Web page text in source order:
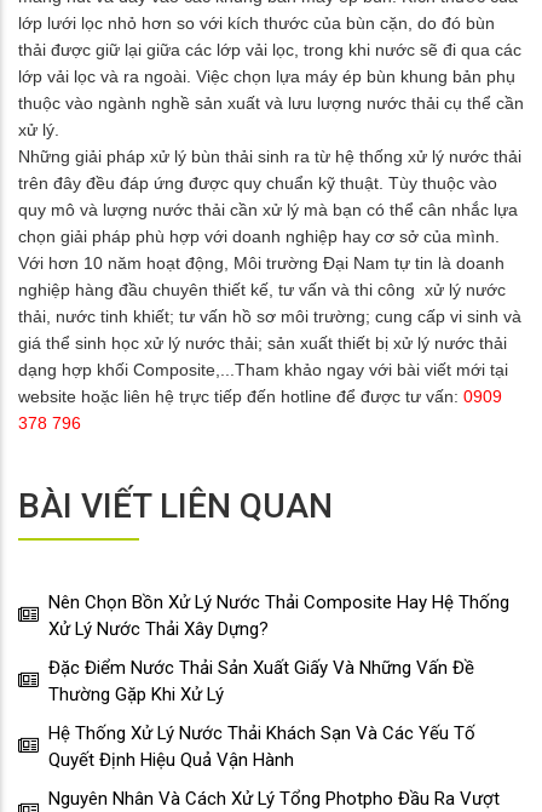
lớp lưới lọc nhỏ hơn so với kích thước của bùn cặn, do đó bùn
thải được giữ lại giữa các lớp vải lọc, trong khi nước sẽ đi qua các
lớp vải lọc và ra ngoài. Việc chọn lựa máy ép bùn khung bản phụ
thuộc vào ngành nghề sản xuất và lưu lượng nước thải cụ thể cần
xử lý.
Những giải pháp xử lý bùn thải sinh ra từ hệ thống xử lý nước thải
trên đây đều đáp ứng được quy chuẩn kỹ thuật. Tùy thuộc vào
quy mô và lượng nước thải cần xử lý mà bạn có thể cân nhắc lựa
chọn giải pháp phù hợp với doanh nghiệp hay cơ sở của mình.
Với hơn 10 năm hoạt động, Môi trường Đại Nam tự tin là doanh
nghiệp hàng đầu chuyên thiết kế, tư vấn và thi công xử lý nước
thải, nước tinh khiết; tư vấn hồ sơ môi trường; cung cấp vi sinh và
giá thể sinh học xử lý nước thải; sản xuất thiết bị xử lý nước thải
dạng hợp khối Composite,...Tham khảo ngay với bài viết mới tại
website hoặc liên hệ trực tiếp đến hotline để được tư vấn: 0909
378 796
BÀI VIẾT LIÊN QUAN
Nên Chọn Bồn Xử Lý Nước Thải Composite Hay Hệ Thống
Xử Lý Nước Thải Xây Dựng?
Đặc Điểm Nước Thải Sản Xuất Giấy Và Những Vấn Đề
Thường Gặp Khi Xử Lý
Hệ Thống Xử Lý Nước Thải Khách Sạn Và Các Yếu Tố
Quyết Định Hiệu Quả Vận Hành
Nguyên Nhân Và Cách Xử Lý Tổng Photpho Đầu Ra Vượt